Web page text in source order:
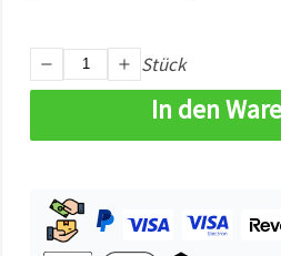
jederzeit
ändern
oder
Alle
Stück
In den